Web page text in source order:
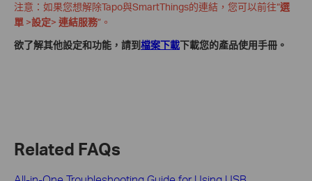
注意：如果您想解除Tapo與SmartThings的連結，您可以前往“選
單 >設定> 連結服務”。
欲了解其他設定和功能，請到檔案下載下載您的產品使用手冊。
Related FAQs